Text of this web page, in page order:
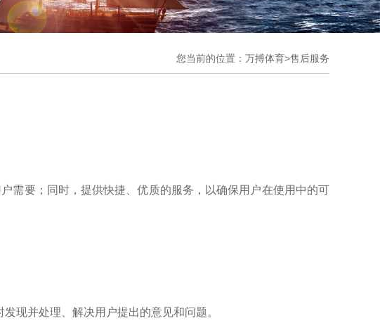
您当前的位置： 万搏体育>售后服务
需要；同时，提供快捷、优质的服务，以确保用户在使用中的可
现并处理、解决用户提出的意见和问题。